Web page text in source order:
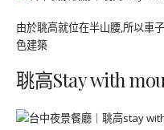
由於聎高就位在半山腰,所以車
色建築
聎高Stay with